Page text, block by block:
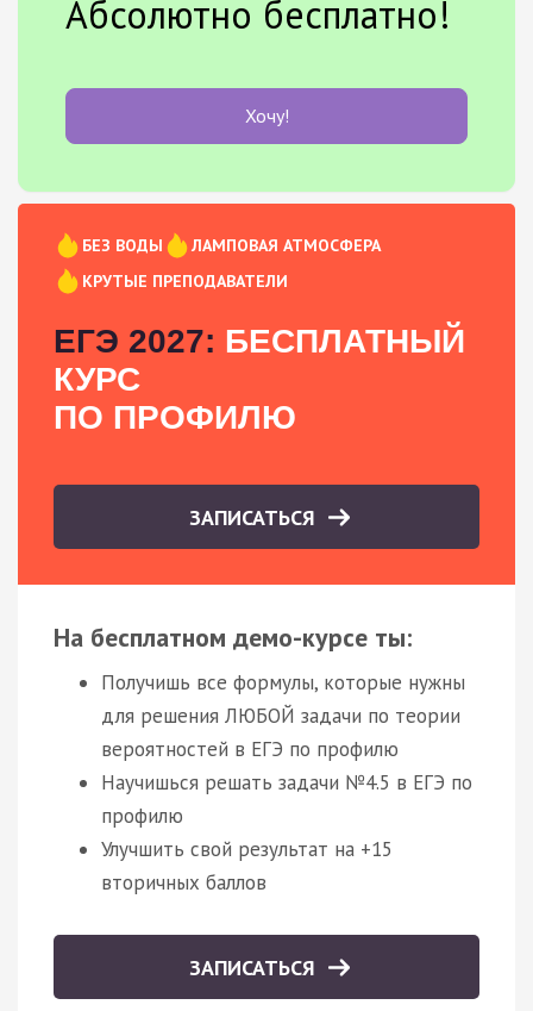
Абсолютно бесплатно!
Хочу!
БЕЗ ВОДЫ
ЛАМПОВАЯ АТМОСФЕРА
КРУТЫЕ ПРЕПОДАВАТЕЛИ
ЕГЭ 2027: БЕСПЛАТНЫЙ
КУРС
ПО ПРОФИЛЮ
ЗАПИСАТЬСЯ
На бесплатном демо-курсе ты:
Получишь все формулы, которые нужны
для решения ЛЮБОЙ задачи по теории
вероятностей в ЕГЭ по профилю
Научишься решать задачи №4.5 в ЕГЭ по
профилю
Улучшить свой результат на +15
вторичных баллов
ЗАПИСАТЬСЯ